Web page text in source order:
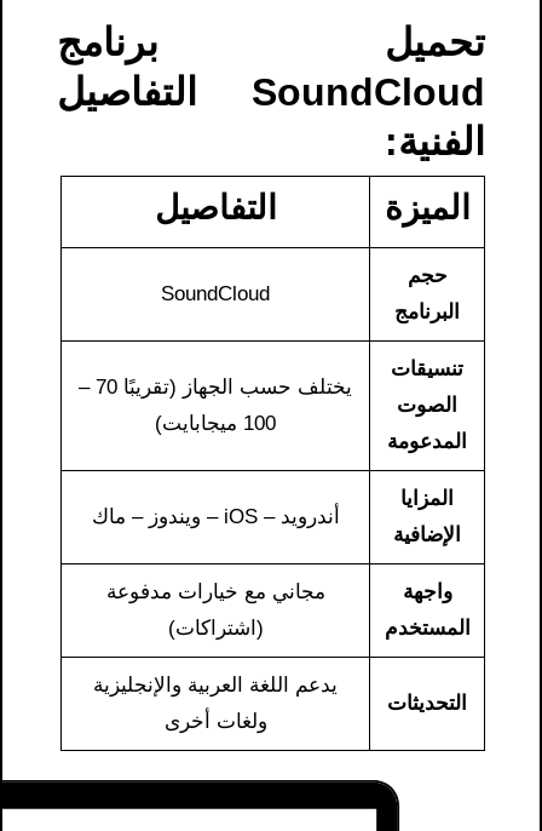
تحميل برنامج
SoundCloud​ التفاصيل
الفنية:
الميزة التفاصيل
حجم
البرنامج
SoundCloud
تنسيقات
الصوت
المدعومة
يختلف حسب الجهاز (تقريبًا 70 –
100 ميجابايت)
المزايا
الإضافية
أندرويد – iOS – ويندوز – ماك
واجهة
المستخدم
مجاني مع خيارات مدفوعة
(اشتراكات)
التحديثات
يدعم اللغة العربية والإنجليزية
ولغات أخرى